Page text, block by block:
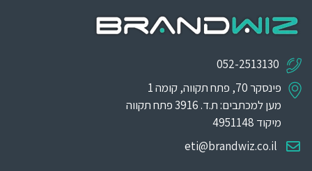
052-2513130
פינסקר 70, פתח תקווה, קומה 1
מען למכתבים: ת.ד. 3916 פתח תקווה
מיקוד 4951148
eti@brandwiz.co.il